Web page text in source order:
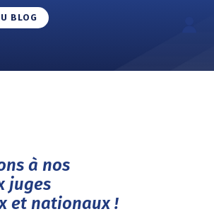
BLOG
à nos
juges
et nationaux !